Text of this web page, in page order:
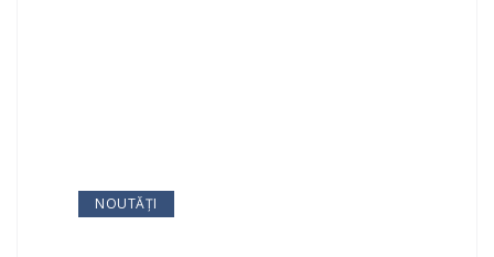
NOUTĂȚI